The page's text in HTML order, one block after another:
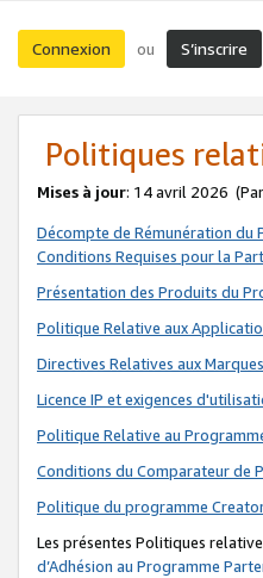
Connexion ou S’inscrire
Politiques
Mises à jour: 14 avril 2026
Décompte de Rémunération du
Conditions Requises pour la
Présentation des Produits du
Politique Relative aux
Directives Relatives aux
Licence IP et exigences
Politique Relative au
Conditions du Comparateur de
Politique du programme
Les présentes Politiques
d’Adhésion au Programme